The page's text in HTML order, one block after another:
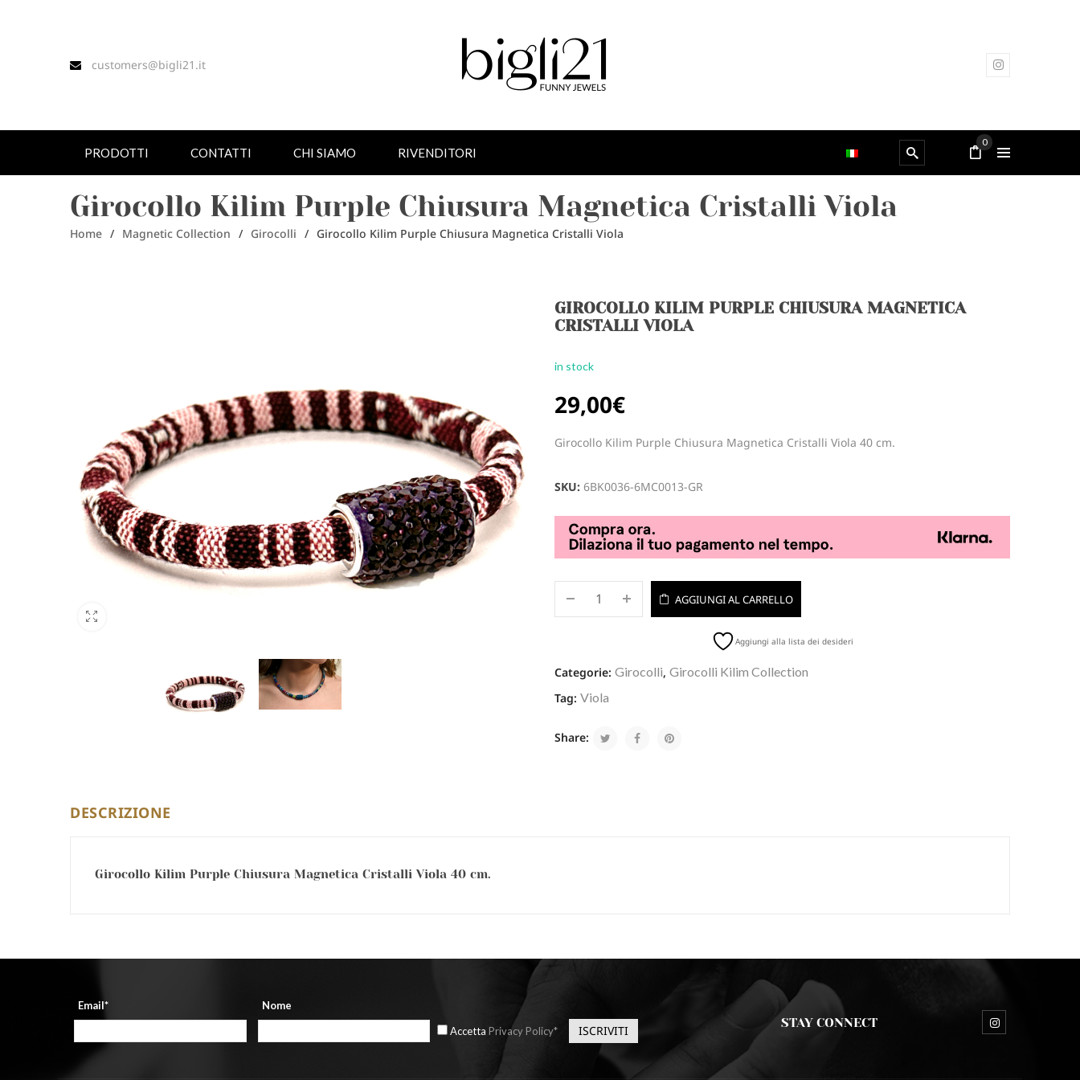
customers@bigli21.it
PRODOTTI CONTATTI CHI SIAMO RIVENDITORI
0
Girocollo Kilim Purple Chiusura Magnetica Cristalli Viola
Home / Magnetic Collection / Girocolli / Girocollo Kilim Purple Chiusura Magnetica Cristalli Viola
GIROCOLLO KILIM PURPLE CHIUSURA MAGNETICA
CRISTALLI VIOLA
in stock
29,00€
Girocollo Kilim Purple Chiusura Magnetica Cristalli Viola 40 cm.
SKU:6BK0036-6MC0013-GR
AGGIUNGI AL CARRELLO
Aggiungi alla lista dei desideri
Categorie:Girocolli,Girocolli Kilim Collection
Tag:Viola
Share:
DESCRIZIONE
Girocollo Kilim Purple Chiusura Magnetica Cristalli Viola 40 cm.
Email*
Nome
Accetta Privacy Policy*
STAY CONNECT